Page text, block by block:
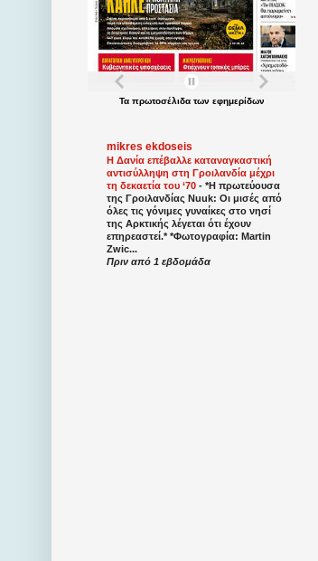
Τα πρωτοσέλιδατων εφημερίδων
mikres ekdoseis
Η Δανία επέβαλλε καταναγκαστική
αντισύλληψη στη Γροιλανδία μέχρι
τη δεκαετία του ‘70 - *Η πρωτεύουσα
της Γροιλανδίας Nuuk: Οι μισές από
όλες τις γόνιμες γυναίκες στο νησί
της Αρκτικής λέγεται ότι έχουν
επηρεαστεί.* *Φωτογραφία: Martin
Zwic...
Πριν από 1 εβδομάδα